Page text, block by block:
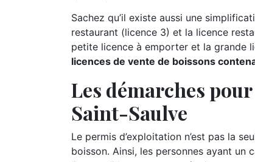
Sachez qu’il existe aussi une
restaurant (licence 3) et la licence
petite licence à emporter et la grande
licences de vente de boissons
Les démarches
Saint-Saulve
Le permis d’exploitation n’est pas la
boisson. Ainsi, les personnes ayant un